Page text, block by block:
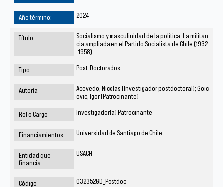
2024
Socialismo y masculinidad de la política. La militan
cia ampliada en el Partido Socialista de Chile (1932
-1958)
Post-Doctorados
Acevedo, Nicolas (Investigador postdoctoral); Goic
ovic, Igor (Patrocinante)
Investigador(a) Patrocinante
Universidad de Santiago de Chile
USACH
032352GD_Postdoc